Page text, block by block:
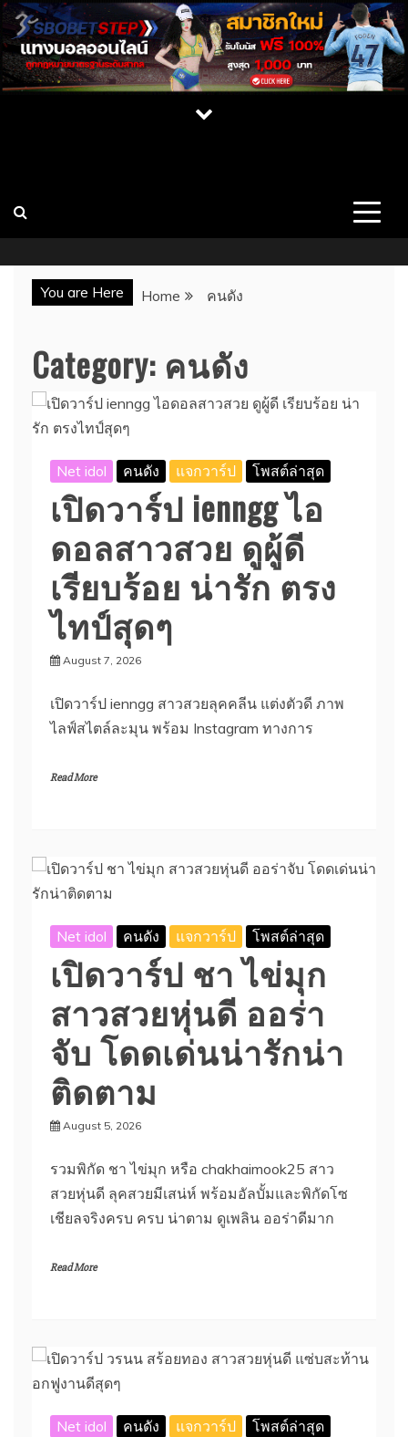
You are Here Home คนดัง
Category: คนดัง
Net idol คนดัง แจกวาร์ป โพสต์ล่าสุด
เปิดวาร์ป ienngg ไอ
ดอลสาวสวย ดูผู้ดี
เรียบร้อย น่ารัก ตรง
ไทป์สุดๆ
August 7, 2026
เปิดวาร์ป ienngg สาวสวยลุคคลีน แต่งตัวดี ภาพ
ไลฟ์สไตล์ละมุน พร้อม Instagram ทางการ
Read More
Net idol คนดัง แจกวาร์ป โพสต์ล่าสุด
เปิดวาร์ป ชา ไข่มุก
สาวสวยหุ่นดี ออร่า
จับ โดดเด่นน่ารักน่า
ติดตาม
August 5, 2026
รวมพิกัด ชา ไข่มุก หรือ chakhaimook25 สาว
สวยหุ่นดี ลุคสวยมีเสน่ห์ พร้อมอัลบั้มและพิกัดโซ
เชียลจริงครบ ครบ น่าตาม ดูเพลิน ออร่าดีมาก
Read More
Net idol คนดัง แจกวาร์ป โพสต์ล่าสุด